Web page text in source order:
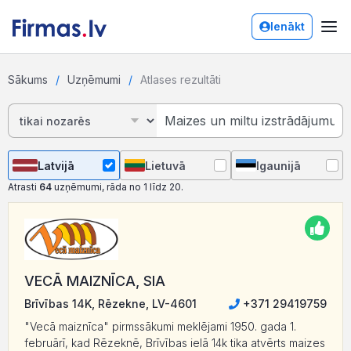
Ienākt
Sākums Uzņēmumi Atlases rezultāti
Latvijā Lietuvā Igaunijā
Atrasti 64 uzņēmumi, rāda no 1 līdz 20.
VECĀ MAIZNĪCA, SIA
Brīvības 14K, Rēzekne, LV-4601
+371 29419759
"Vecā maiznīca" pirmssākumi meklējami 1950. gada 1.
februārī, kad Rēzeknē, Brīvības ielā 14k tika atvērts maizes